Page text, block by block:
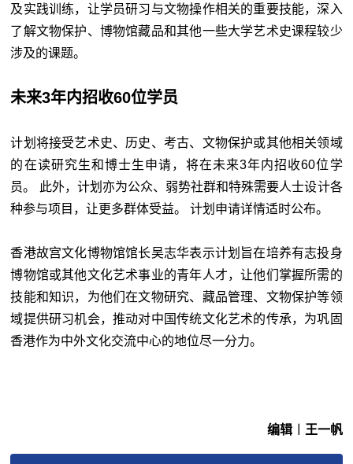
及实践训练，让学员研习与文物操作相关的重要技能，深入
了解文物保护、博物馆藏品和其他一些大学艺术史课程较少
涉及的课题。
未来3年内招收60位学员
计划将接受艺术史、历史、考古、文物保护或其他相关领域
的在读研究生和博士生申请，将在未来3年内招收60位学
员。 此外，计划亦为公众、弱势社群和特殊需要人士设计各
种参与项目，让更多群体受益。 计划申请详情适时公布。
香港故宫文化博物馆馆长吴志华表示计划旨在培养有志投身
博物馆或其他文化艺术事业的青年人才，让他们掌握所需的
技能和知识，为他们在文物研究、藏品管理、文物保护等领
域提供研习机会，推动对中国传统文化艺术的传承，为巩固
香港作为中外文化交流中心的地位尽一分力。
编辑︱王一帆